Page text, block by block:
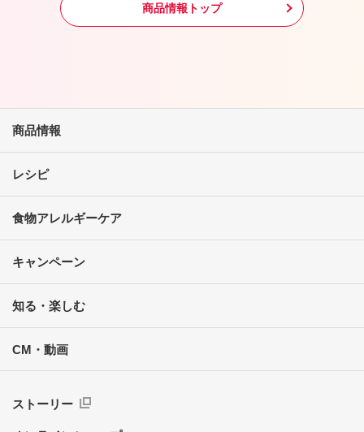
商品情報トップ
商品情報
レシピ
食物アレルギーケア
キャンペーン
知る・楽しむ
CM・動画
ストーリー